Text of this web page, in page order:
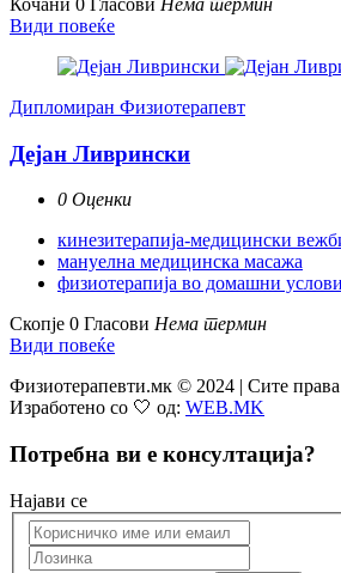
Кочани 0 Гласови Нема термин
Види повеќе
Дипломиран Физиотерапевт
Дејан Ливрински
0 Оценки
кинезитерапија-медицински
мануелна медицинска масажа
физиотерапија во домашни услови
Скопје 0 Гласови Нема термин
Види повеќе
Физиотерапевти.мк © 2024 | Сите права
Изработено со 🤍 од: WEB.MK
Потребна ви е консултација?
Најави се